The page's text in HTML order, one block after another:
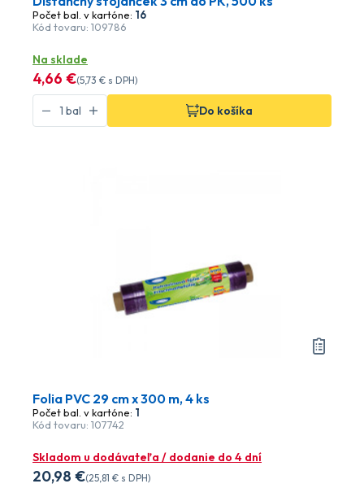
Počet bal. v kartóne: 16
Kód tovaru: 109786
Na sklade
4,66 €(5,73 € s DPH)
Do košíka
Folia PVC 29 cm x 300 m, 4 ks
Počet bal. v kartóne: 1
Kód tovaru: 107742
Skladom u dodávateľa / dodanie do 4 dní
20,98 €(25,81 € s DPH)